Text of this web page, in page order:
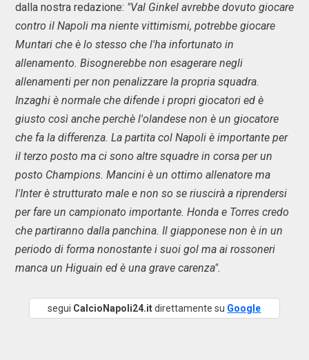
dalla nostra redazione: "Val Ginkel avrebbe dovuto giocare
contro il Napoli ma niente vittimismi, potrebbe giocare
Muntari che è lo stesso che l'ha infortunato in
allenamento. Bisognerebbe non esagerare negli
allenamenti per non penalizzare la propria squadra.
Inzaghi è normale che difende i propri giocatori ed è
giusto così anche perchè l'olandese non è un giocatore
che fa la differenza. La partita col Napoli è importante per
il terzo posto ma ci sono altre squadre in corsa per un
posto Champions. Mancini è un ottimo allenatore ma
l'Inter è strutturato male e non so se riuscirà a riprendersi
per fare un campionato importante. Honda e Torres credo
che partiranno dalla panchina. Il giapponese non è in un
periodo di forma nonostante i suoi gol ma ai rossoneri
manca un Higuain ed è una grave carenza".
segui CalcioNapoli24.itdirettamente su Google